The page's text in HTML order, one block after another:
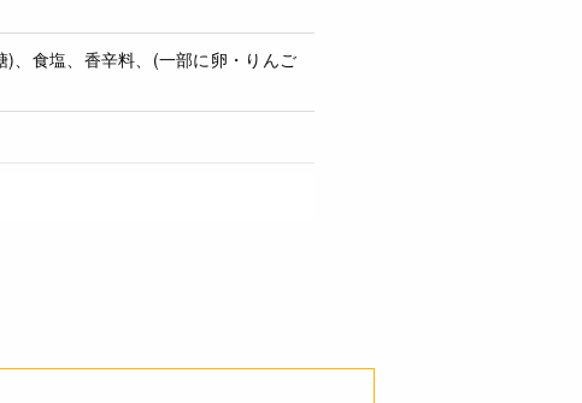
、食塩、香辛料、(一部に卵・りんご